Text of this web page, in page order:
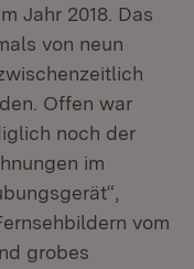
Jahr 2018. Das
von neun
Offen war
noch der
im
vom
grobes